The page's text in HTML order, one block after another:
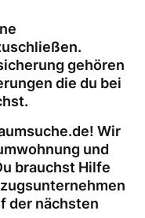
gehören
die du bei
Wir
und
brauchst Hilfe
der nächsten